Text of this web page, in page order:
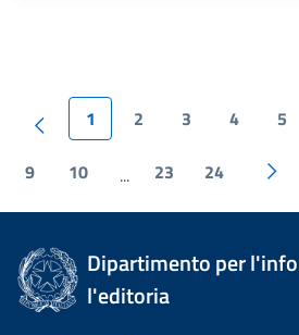
1 2 3 4 5
9 10 ... 23 24
Dipartimento per
l'editoria